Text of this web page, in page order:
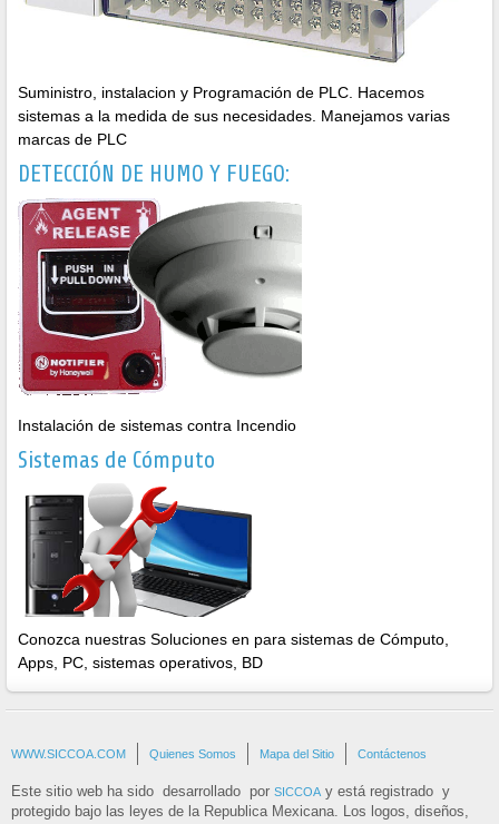
Suministro, instalacion y Programación de PLC. Hacemos
sistemas a la medida de sus necesidades. Manejamos varias
marcas de PLC
DETECCIÓN DE HUMO Y FUEGO:
Instalación de sistemas contra Incendio
Sistemas de Cómputo
Conozca nuestras Soluciones en para sistemas de Cómputo,
Apps, PC, sistemas operativos, BD
WWW.SICCOA.COM Quienes Somos Mapa del Sitio Contáctenos
Este sitio web ha sido desarrollado por SICCOA y está registrado y
protegido bajo las leyes de la Republica Mexicana. Los logos, diseños,